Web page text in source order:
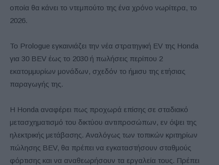
οποία θα κάνει το ντεμπούτο της ένα χρόνο νωρίτερα, το
2026.
Το Prologue εγκαινιάζει την νέα στρατηγική EV της Honda
για 30 BEV έως το 2030 ή πωλήσεις περίπου 2
εκατομμυρίων μονάδων, σχεδόν το ήμισυ της ετήσιας
παραγωγής της.
Η Honda αναφέρει πως προχωρά επίσης σε σταδιακό
μετασχηματισμό του δικτύου αντιπροσώπων, εν όψει της
ηλεκτρικής μετάβασης. Αναλόγως των τοπικών κριτηρίων
πώλησης BEV, θα πρέπει να εγκαταστήσουν σταθμούς
φόρτισης και να αναθεωρήσουν τα εργαλεία τους. Πρέπει